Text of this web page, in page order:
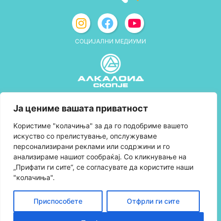
Ја цениме вашата приватност
Kористиме "колачиња" за да го подобриме вашето
искуство со прелистување, опслужуваме
персонализирани реклами или содржини и го
анализираме нашиот сообраќај. Со кликнување на
„Прифати ги сите“, се согласувате да користите наши
"колачиња".
Приспособете Отфрли ги сите
СОЦИЈАЛНИ МЕДИУМИ
Правила и услови за користење
Политика за колачиња
Правила за учество во програмата за
лојалност и политика за собирање поени
Контактирајте нè